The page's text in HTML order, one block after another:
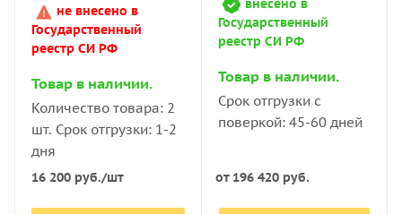
не внесено в
Государственный
реестр СИ РФ
Товар в наличии.
Количество товара: 2
шт. Срок отгрузки: 1-2
дня
16 200 руб./шт
внесено в
Государственный
реестр СИ РФ
Товар в наличии.
Срок отгрузки с
поверкой: 45-60 дней
от 196 420 руб.